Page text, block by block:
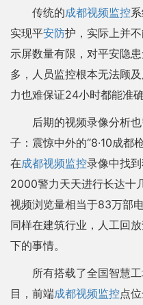
传统的成都视频监控
实现平安防护，实际上并
示屏数量有限，对平安隐
多，人员监控根本无法顾
力也难保证24小时都能准
后期的视频录像分析
子：震惊中外的“8·10成都
在成都视频监控录像中找
2000警力天天进行长达十
视频浏览量相当于83万部
同样在建筑行业，人工回
下的事情。
所有搭载了全国智慧
目，前端成都视频监控点